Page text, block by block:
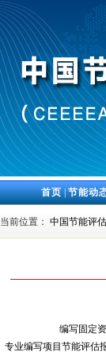
首页|节能动
当前位置： 中国节能评
编写固定资产投
专业编写项目节能评估